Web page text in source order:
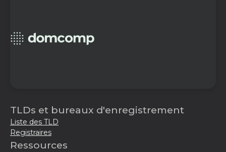
TLDs et bureaux d'enregistrement
Liste des TLD
Registraires
Ressources